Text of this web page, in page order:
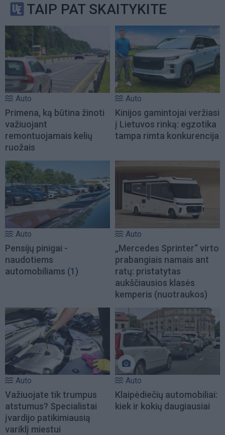
TAIP PAT SKAITYKITE
Auto
Primena, ką būtina žinoti
važiuojant
remontuojamais kelių
ruožais
Auto
Kinijos gamintojai veržiasi
į Lietuvos rinką: egzotika
tampa rimta konkurencija
Auto
Pensijų pinigai -
naudotiems
automobiliams (1)
Auto
„Mercedes Sprinter“ virto
prabangiais namais ant
ratų: pristatytas
aukščiausios klasės
kemperis (nuotraukos)
Auto
Važiuojate tik trumpus
atstumus? Specialistai
įvardijo patikimiausią
variklį miestui
Auto
Klaipėdiečių automobiliai:
kiek ir kokių daugiausiai